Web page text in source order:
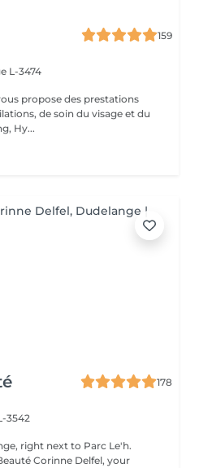
159
L-3474
propose des prestations
de soin du visage et du
Hy...
178
3542
right next to Parc Le'h.
Corinne Delfel, your